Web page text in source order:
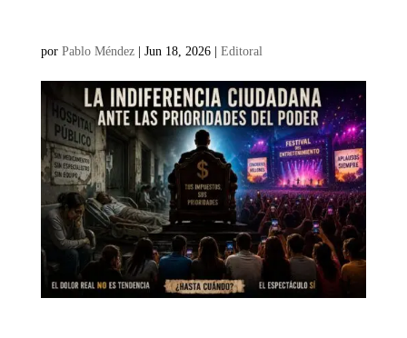
por Pablo Méndez| Jun 18, 2026| Editoral